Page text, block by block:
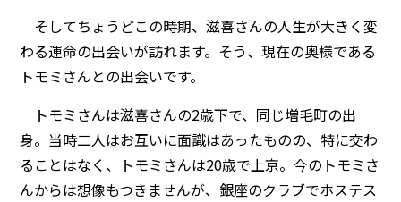
そしてちょうどこの時期、滋喜さんの人生が大きく変
わる運命の出会いが訪れます。そう、現在の奥様である
トモミさんとの出会いです。
トモミさんは滋喜さんの2歳下で、同じ増毛町の出
身。当時二人はお互いに面識はあったものの、特に交わ
ることはなく、トモミさんは20歳で上京。今のトモミさ
んからは想像もつきませんが、銀座のクラブでホステス